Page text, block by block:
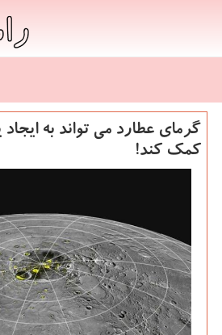
گرمای عطارد می تواند به
كمك كند!